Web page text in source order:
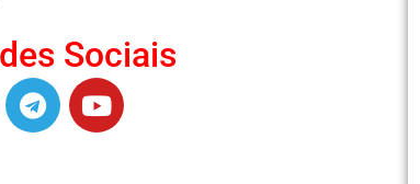
Sociais